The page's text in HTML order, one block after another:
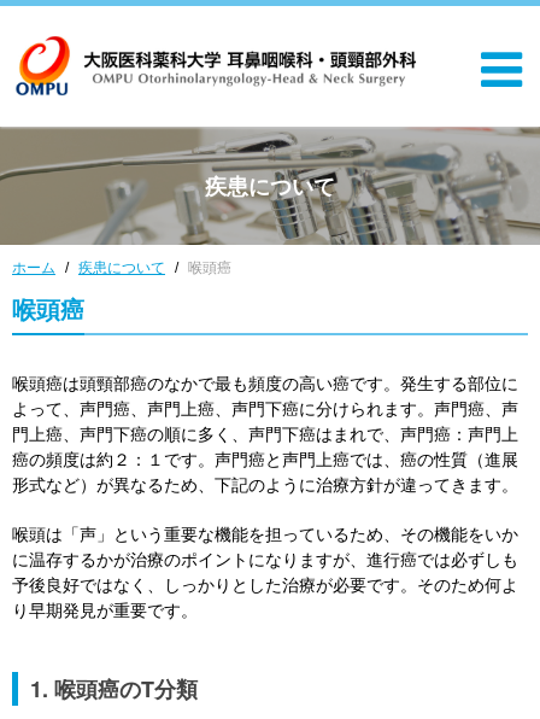
疾患について
ホーム 疾患について 喉頭癌
喉頭癌
喉頭癌は頭頸部癌のなかで最も頻度の高い癌です。発生する部位に
よって、声門癌、声門上癌、声門下癌に分けられます。声門癌、声
門上癌、声門下癌の順に多く、声門下癌はまれで、声門癌：声門上
癌の頻度は約２：１です。声門癌と声門上癌では、癌の性質（進展
形式など）が異なるため、下記のように治療方針が違ってきます。
喉頭は「声」という重要な機能を担っているため、その機能をいか
に温存するかが治療のポイントになりますが、進行癌では必ずしも
予後良好ではなく、しっかりとした治療が必要です。そのため何よ
り早期発見が重要です。
1. 喉頭癌のT分類